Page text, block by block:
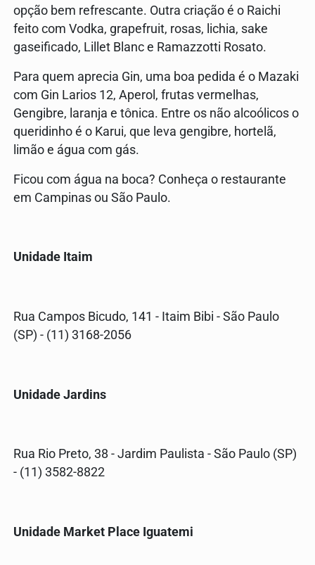
opção bem refrescante. Outra criação é o Raichi
feito com Vodka, grapefruit, rosas, lichia, sake
gaseificado, Lillet Blanc e Ramazzotti Rosato.
Para quem aprecia Gin, uma boa pedida é o Mazaki
com Gin Larios 12, Aperol, frutas vermelhas,
Gengibre, laranja e tônica. Entre os não alcoólicos o
queridinho é o Karui, que leva gengibre, hortelã,
limão e água com gás.
Ficou com água na boca? Conheça o restaurante
em Campinas ou São Paulo.
Unidade Itaim
Rua Campos Bicudo, 141 - Itaim Bibi - São Paulo
(SP) - (11) 3168-2056
Unidade Jardins
Rua Rio Preto, 38 - Jardim Paulista - São Paulo (SP)
- (11) 3582-8822
Unidade Market Place Iguatemi